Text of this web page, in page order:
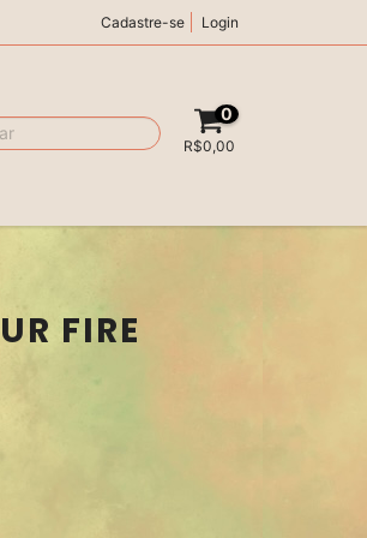
Cadastre-se Login
0
R$0,00
FIRE